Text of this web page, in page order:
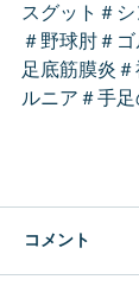
スグット＃
＃野球肘＃
足底筋膜炎
ルニア＃手
コメント